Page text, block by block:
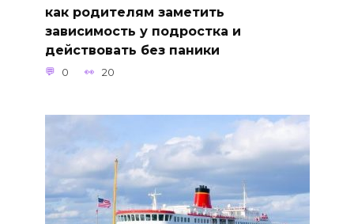
как родителям заметить
зависимость у подростка и
действовать без паники
0 20